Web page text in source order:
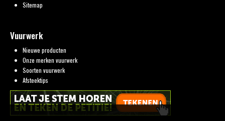
Sitemap
Vuurwerk
Nieuwe producten
Onze merken vuurwerk
Soorten vuurwerk
Afsteektips